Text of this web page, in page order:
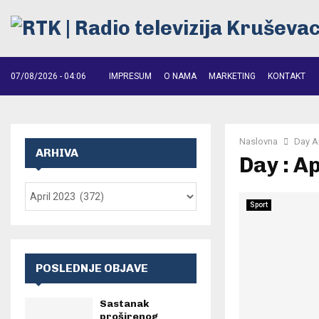
07/08/2026 - 04:06 IMPRESUM O NAMA MARKETING KONTAKT
Naslovna Day
Day :
Sport
ARHIVA
POSLEDNJE OBJAVE
Sastanak
proširenog